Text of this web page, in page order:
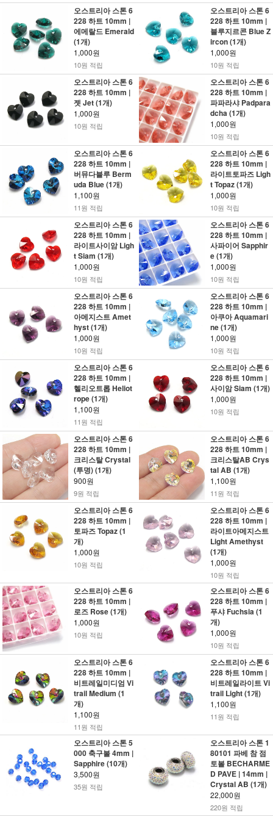
오스트리아 스톤 6
228 하트 10mm |
에메랄드 Emerald
(1개)
1,000원
10원 적립
오스트리아 스톤 6
228 하트 10mm |
블루지르콘 Blue Z
ircon (1개)
1,000원
10원 적립
오스트리아 스톤 6
228 하트 10mm |
젯 Jet (1개)
1,000원
10원 적립
오스트리아 스톤 6
228 하트 10mm |
파파라샤 Padpara
dcha (1개)
1,000원
10원 적립
오스트리아 스톤 6
228 하트 10mm |
버뮤다블루 Berm
uda Blue (1개)
1,100원
11원 적립
오스트리아 스톤 6
228 하트 10mm |
라이트토파즈 Ligh
t Topaz (1개)
1,000원
10원 적립
오스트리아 스톤 6
228 하트 10mm |
라이트사이암 Ligh
t Siam (1개)
1,000원
10원 적립
오스트리아 스톤 6
228 하트 10mm |
사파이어 Sapphir
e (1개)
1,000원
10원 적립
오스트리아 스톤 6
228 하트 10mm |
아메지스트 Amet
hyst (1개)
1,000원
10원 적립
오스트리아 스톤 6
228 하트 10mm |
아쿠아 Aquamari
ne (1개)
1,000원
10원 적립
오스트리아 스톤 6
228 하트 10mm |
헬리오트롭 Heliot
rope (1개)
1,100원
11원 적립
오스트리아 스톤 6
228 하트 10mm |
사이암 Siam (1개)
1,000원
10원 적립
오스트리아 스톤 6
228 하트 10mm |
크리스탈 Crystal
(투명) (1개)
900원
9원 적립
오스트리아 스톤 6
228 하트 10mm |
크리스탈AB Crys
tal AB (1개)
1,100원
11원 적립
오스트리아 스톤 6
228 하트 10mm |
토파즈 Topaz (1
개)
1,000원
10원 적립
오스트리아 스톤 6
228 하트 10mm |
라이트아메지스트
Light Amethyst
(1개)
1,000원
10원 적립
오스트리아 스톤 6
228 하트 10mm |
로즈 Rose (1개)
1,000원
10원 적립
오스트리아 스톤 6
228 하트 10mm |
푸샤 Fuchsia (1
개)
1,000원
10원 적립
오스트리아 스톤 6
228 하트 10mm |
비트레일미디엄 Vi
trail Medium (1
개)
1,100원
11원 적립
오스트리아 스톤 6
228 하트 10mm |
비트레일라이트 Vi
trail Light (1개)
1,100원
11원 적립
오스트리아 스톤 5
000 축구볼 4mm |
Sapphire (10개)
3,500원
35원 적립
오스트리아 스톤 1
80101 파베 참 점
토볼 BECHARME
D PAVE | 14mm |
Crystal AB (1개)
22,000원
220원 적립